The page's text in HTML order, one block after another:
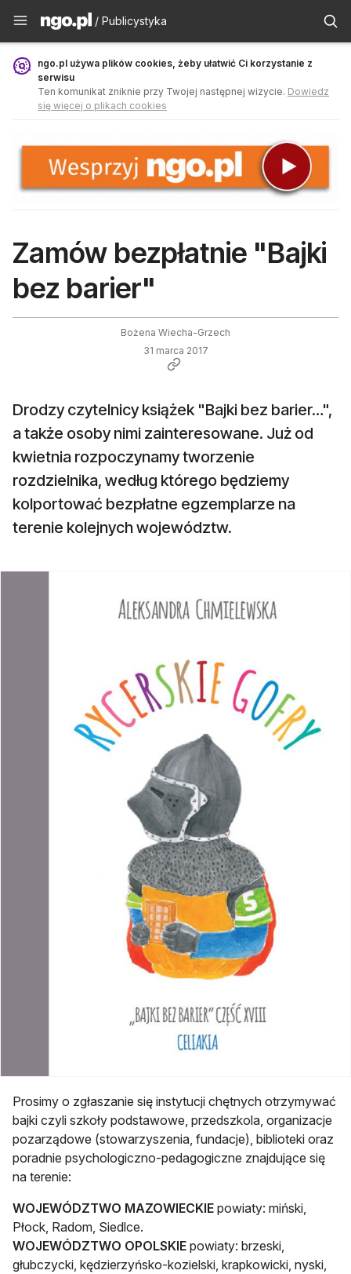
Publicystyka - ngo.pl
/ Publicystyka
ngo.pl używa plików cookies, żeby ułatwić Ci korzystanie z
serwisu
Ten komunikat zniknie przy Twojej następnej wizycie. Dowiedz
się więcej o plikach cookies
Zamów bezpłatnie "Bajki
bez barier"
Bożena Wiecha-Grzech
31 marca 2017
Drodzy czytelnicy książek "Bajki bez barier…",
a także osoby nimi zainteresowane. Już od
kwietnia rozpoczynamy tworzenie
rozdzielnika, według którego będziemy
kolportować bezpłatne egzemplarze na
terenie kolejnych województw.
Prosimy o zgłaszanie się instytucji chętnych otrzymywać
bajki czyli szkoły podstawowe, przedszkola, organizacje
pozarządowe (stowarzyszenia, fundacje), biblioteki oraz
poradnie psychologiczno-pedagogiczne znajdujące się
na terenie:
WOJEWÓDZTWO MAZOWIECKIE powiaty: miński,
Płock, Radom, Siedlce.
WOJEWÓDZTWO OPOLSKIE powiaty: brzeski,
głubczycki, kędzierzyńsko-kozielski, krapkowicki, nyski,